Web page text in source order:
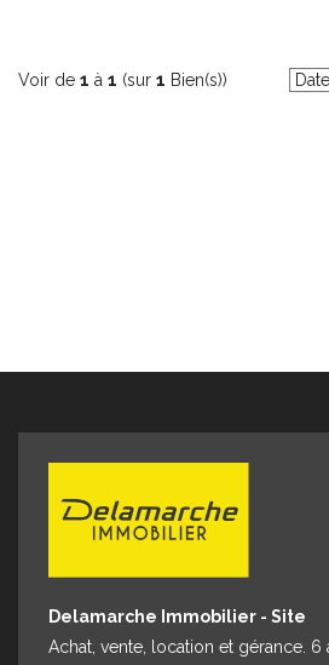
Samuel COLLIBEAUX Tél 02 33 91
Voir de 1 à 1 (sur 1 Bien(s))
Delamarche Immobilier - Site
Achat, vente, location et gérance. 6